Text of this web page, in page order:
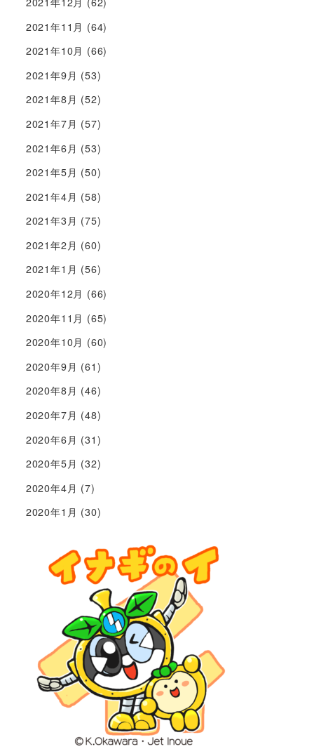
2021年11月 (64)
2021年10月 (66)
2021年9月 (53)
2021年8月 (52)
2021年7月 (57)
2021年6月 (53)
2021年5月 (50)
2021年4月 (58)
2021年3月 (75)
2021年2月 (60)
2021年1月 (56)
2020年12月 (66)
2020年11月 (65)
2020年10月 (60)
2020年9月 (61)
2020年8月 (46)
2020年7月 (48)
2020年6月 (31)
2020年5月 (32)
2020年4月 (7)
2020年1月 (30)